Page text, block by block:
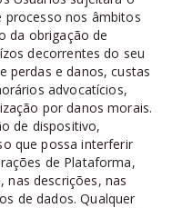
processo nos âmbitos
da obrigação de
decorrentes do seu
perdas e danos, custas
advocatícios,
por danos morais.
de dispositivo,
que possa interferir
de Plataforma,
nas descrições, nas
de dados. Qualquer